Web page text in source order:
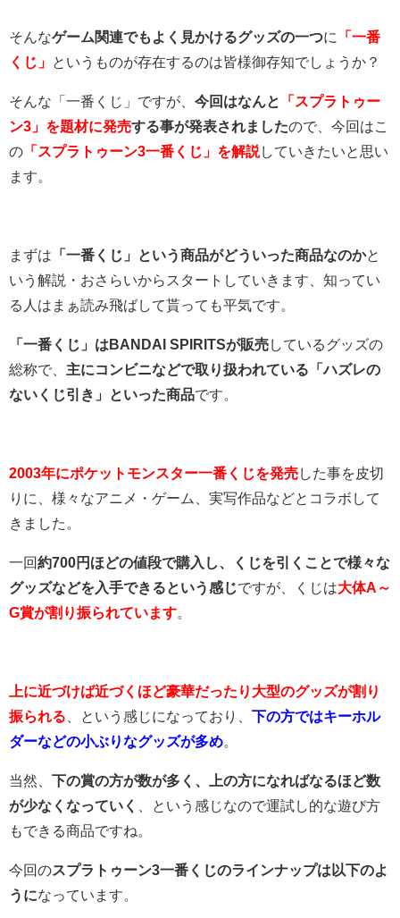
そんなゲーム関連でもよく見かけるグッズの一つに
「一番
くじ」
というものが存在するのは皆様御存知でしょうか？
そんな「一番くじ」ですが、 今回はなんと
「スプラトゥー
ン3」を題材に発売する事が発表されましたので、今回はこ
の 「スプラトゥーン3一番くじ」を解説していきたいと思い
ます。
まずは 「一番くじ」という商品がどういった商品なのかと
いう解説・おさらいからスタートしていきます、知ってい
る人はまぁ読み飛ばして貰っても平気です。
「一番くじ」はBANDAI SPIRITSが販売しているグッズの
総称で、 主にコンビニなどで取り扱われている「ハズレの
ないくじ引き」といった商品です。
2003年にポケットモンスター一番くじを発売した事を皮切
りに、様々なアニメ・ゲーム、実写作品などとコラボして
きました。
一回約700円ほどの値段で購入し、くじを引くことで様々な
グッズなどを入手できるという感じですが、くじは大体A～
G賞が割り振られています。
上に近づけば近づくほど豪華だったり大型のグッズが割り
振られる 、という感じになっており、 下の方ではキーホル
ダーなどの小ぶりなグッズが多め。
当然、 下の賞の方が数が多く、上の方になればなるほど数
が少なくなっていく
、という感じなので運試し的な遊び方
もできる商品ですね。
今回のスプラトゥーン3一番くじのラインナップは以下のよ
うになっています。